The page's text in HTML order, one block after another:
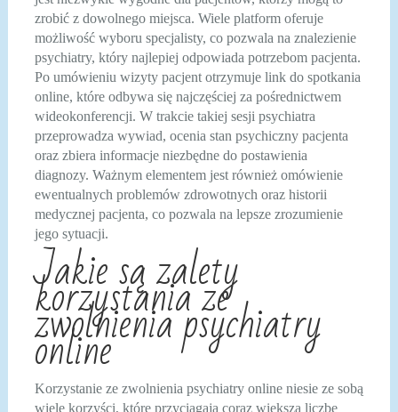
zrobić z dowolnego miejsca. Wiele platform oferuje
możliwość wyboru specjalisty, co pozwala na znalezienie
psychiatry, który najlepiej odpowiada potrzebom pacjenta.
Po umówieniu wizyty pacjent otrzymuje link do spotkania
online, które odbywa się najczęściej za pośrednictwem
wideokonferencji. W trakcie takiej sesji psychiatra
przeprowadza wywiad, ocenia stan psychiczny pacjenta
oraz zbiera informacje niezbędne do postawienia
diagnozy. Ważnym elementem jest również omówienie
ewentualnych problemów zdrowotnych oraz historii
medycznej pacjenta, co pozwala na lepsze zrozumienie
jego sytuacji.
Jakie są zalety
korzystania ze
zwolnienia psychiatry
online
Korzystanie ze zwolnienia psychiatry online niesie ze sobą
wiele korzyści, które przyciągają coraz większą liczbę